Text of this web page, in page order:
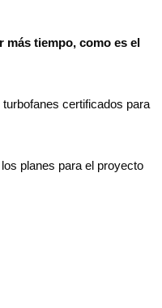
tiempo, como es el
certificados para
planes para el proyecto